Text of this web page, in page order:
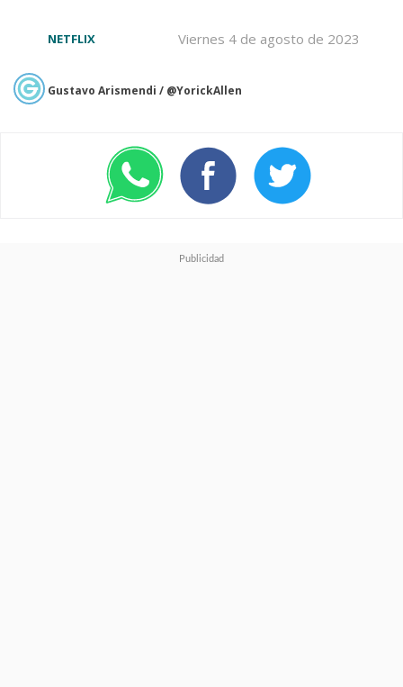
Viernes 4 de agosto de 2023
NETFLIX
Gustavo Arismendi / @YorickAllen